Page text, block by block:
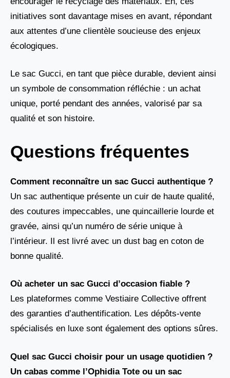
initiatives sont davantage mises en avant, répondant
aux attentes d’une clientèle soucieuse des enjeux
écologiques.
Le sac Gucci, en tant que pièce durable, devient ainsi
un symbole de consommation réfléchie : un achat
unique, porté pendant des années, valorisé par sa
qualité et son histoire.
Questions fréquentes
Comment reconnaître un sac Gucci authentique ?
Un sac authentique présente un cuir de haute qualité,
des coutures impeccables, une quincaillerie lourde et
gravée, ainsi qu’un numéro de série unique à
l’intérieur. Il est livré avec un dust bag en coton de
bonne qualité.
Où acheter un sac Gucci d’occasion fiable ?
Les plateformes comme Vestiaire Collective offrent
des garanties d’authentification. Les dépôts-vente
spécialisés en luxe sont également des options sûres.
Quel sac Gucci choisir pour un usage quotidien ?
Un cabas comme l’Ophidia Tote ou un sac